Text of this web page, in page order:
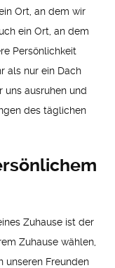
Ort, an dem wir
ein Ort, an dem
Persönlichkeit
als nur ein Dach
uns ausruhen und
des täglichen
Zuhause ist der
Zuhause wählen,
unseren Freunden